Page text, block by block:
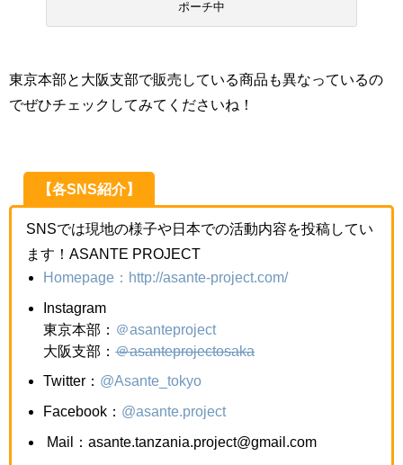
ポーチ中
東京本部と大阪支部で販売している商品も異なっているの
でぜひチェックしてみてくださいね！
【各SNS紹介】
SNSでは現地の様子や日本での活動内容を投稿してい
ます！ASANTE PROJECT
Homepage：http://asante-project.com/
Instagram
東京本部： ＠asanteproject
大阪支部：＠asanteprojectosaka
Twitter： @Asante_tokyo
Facebook： @asante.project
Mail：asante.tanzania.project@gmail.com